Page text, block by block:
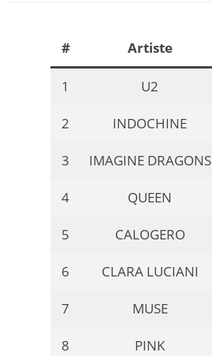
# Artiste
1 U2
2 INDOCHINE
3 IMAGINE DRAGONS
4 QUEEN
5 CALOGERO
6 CLARA LUCIANI
7 MUSE
8 PINK